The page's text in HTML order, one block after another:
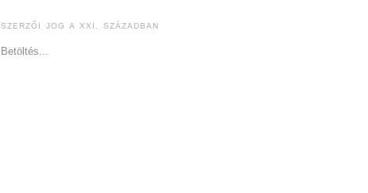
SZERZŐI JOG A XXI. SZÁZADBAN
Betöltés...